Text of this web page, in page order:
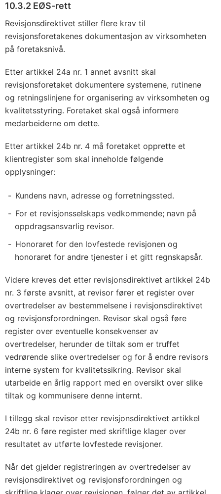
10.3.2 EØS-rett
Revisjonsdirektivet stiller flere krav til
revisjonsforetakenes dokumentasjon av virksomheten
på foretaksnivå.
Etter artikkel 24a nr. 1 annet avsnitt skal
revisjonsforetaket dokumentere systemene, rutinene
og retningslinjene for organisering av virksomheten og
kvalitetsstyring. Foretaket skal også informere
medarbeiderne om dette.
Etter artikkel 24b nr. 4 må foretaket opprette et
klientregister som skal inneholde følgende
opplysninger:
Kundens navn, adresse og forretningssted.
For et revisjonsselskaps vedkommende; navn på
oppdragsansvarlig revisor.
Honoraret for den lovfestede revisjonen og
honoraret for andre tjenester i et gitt regnskapsår.
Videre kreves det etter revisjonsdirektivet artikkel 24b
nr. 3 første avsnitt, at revisor fører et register over
overtredelser av bestemmelsene i revisjonsdirektivet
og revisjonsforordningen. Revisor skal også føre
register over eventuelle konsekvenser av
overtredelser, herunder de tiltak som er truffet
vedrørende slike overtredelser og for å endre revisors
interne system for kvalitetssikring. Revisor skal
utarbeide en årlig rapport med en oversikt over slike
tiltak og kommunisere denne internt.
I tillegg skal revisor etter revisjonsdirektivet artikkel
24b nr. 6 føre register med skriftlige klager over
resultatet av utførte lovfestede revisjoner.
Når det gjelder registreringen av overtredelser av
revisjonsdirektivet og revisjonsforordningen og